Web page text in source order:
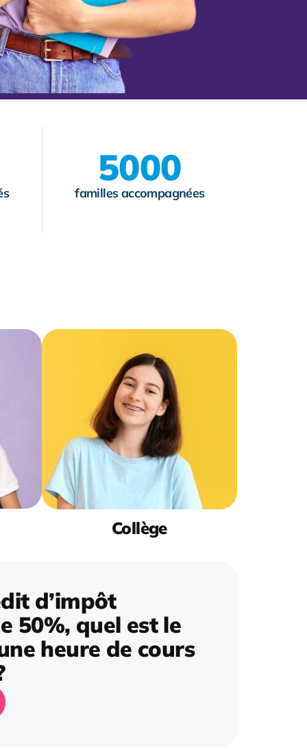
familles accompagnées
5000
Collège
d’impôt
50%, quel est le
heure de cours